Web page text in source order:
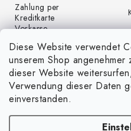
Diese Website verwendet
unserem Shop
dieser Website
Verwendung dieser Daten
einverstanden.
Zahlung per
Kreditkarte
Vorkasse
Zahlung per PayPal
Nachnahme